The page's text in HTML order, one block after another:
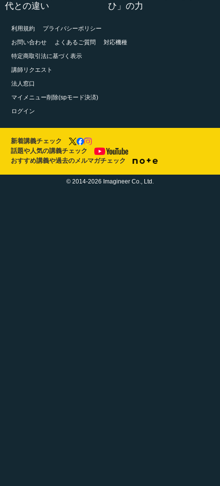
代との違い
ひ」の力
利用規約
プライバシーポリシー
お問い合わせ
よくあるご質問
対応機種
特定商取引法に基づく表示
講師リクエスト
法人窓口
マイメニュー削除(spモード決済)
ログイン
新着講義チェック
話題や人気の講義チェック
おすすめ講義や過去のメルマガチェック
© 2014-2026 Imagineer Co., Ltd.